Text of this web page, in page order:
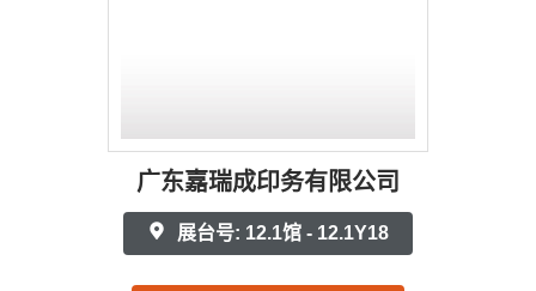
广东嘉瑞成印务有限公司
展台号: 12.1馆 - 12.1Y18